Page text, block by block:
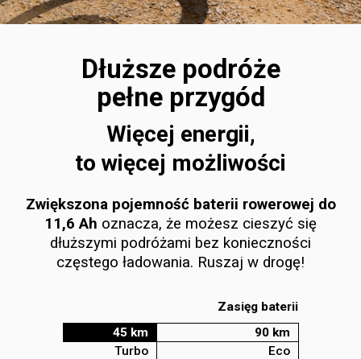
Dłuższe podróże
pełne przygód
Więcej energii,
to więcej możliwości
Zwiększona pojemność baterii rowerowej do
11,6 Ah oznacza, że możesz cieszyć się
dłuższymi podróżami bez konieczności
częstego ładowania. Ruszaj w drogę!
Zasięg baterii
45 km
90 km
Turbo
Eco